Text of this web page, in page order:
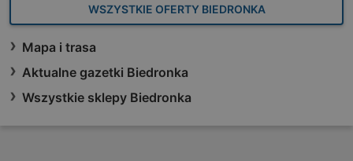
WSZYSTKIE OFERTY BIEDRONKA
Mapa i trasa
Aktualne gazetki Biedronka
Wszystkie sklepy Biedronka